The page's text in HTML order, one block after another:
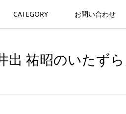
CATEGORY お問い合わせ
出 祐昭のいたず